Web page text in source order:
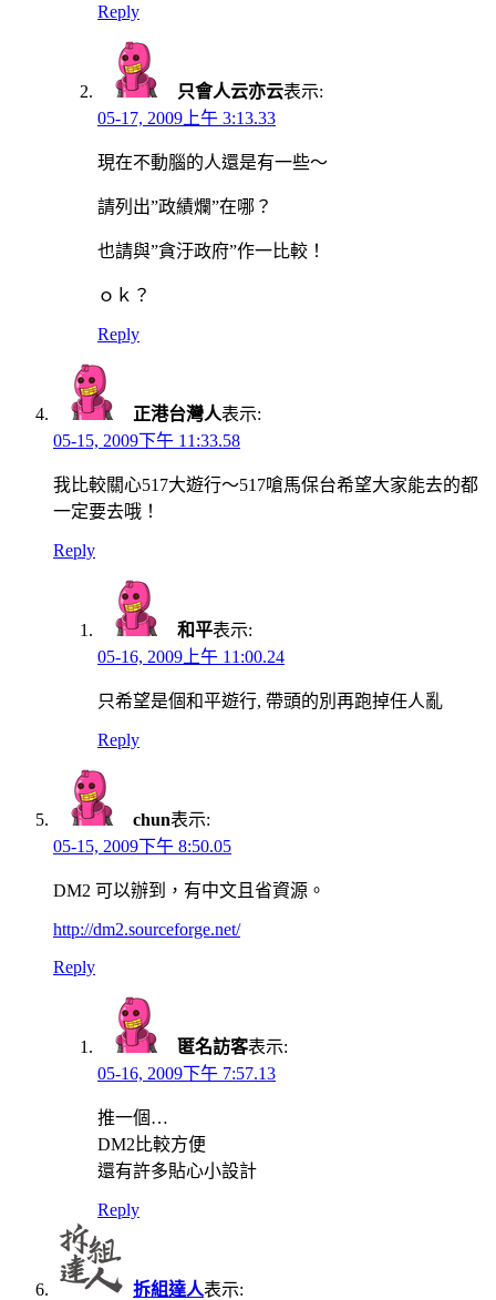
Reply
只會人云亦云表示:
05-17, 2009上午 3:13.33
現在不動腦的人還是有一些～
請列出”政績爛”在哪？
也請與”貪汙政府”作一比較！
ｏｋ？
Reply
正港台灣人表示:
05-15, 2009下午 11:33.58
我比較關心517大遊行～517嗆馬保台希望大家能去的都
一定要去哦！
Reply
和平表示:
05-16, 2009上午 11:00.24
只希望是個和平遊行, 帶頭的別再跑掉任人亂
Reply
chun表示:
05-15, 2009下午 8:50.05
DM2 可以辦到，有中文且省資源。
http://dm2.sourceforge.net/
Reply
匿名訪客表示:
05-16, 2009下午 7:57.13
推一個…
DM2比較方便
還有許多貼心小設計
Reply
拆組達人表示: